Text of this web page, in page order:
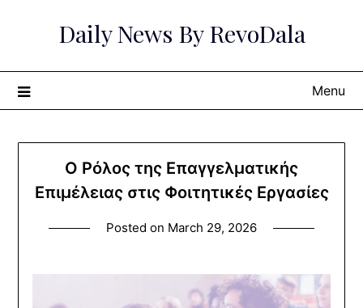
Daily News By RevoDala
Menu
Ο Ρόλος της Επαγγελματικής
Επιμέλειας στις Φοιτητικές Εργασίες
Posted on March 29, 2026